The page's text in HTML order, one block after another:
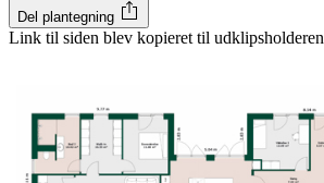
Del plantegning
Link til siden blev kopieret til udklipsholderen